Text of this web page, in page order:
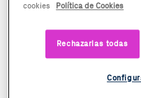
cookies
Política de Cookies
Rechazarlas todas